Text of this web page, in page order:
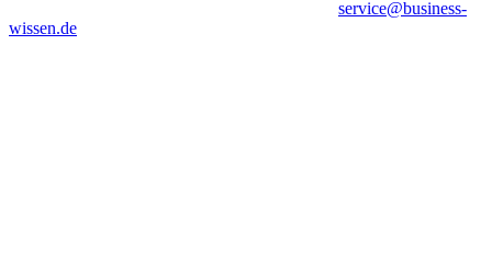
service@business-
wissen.de